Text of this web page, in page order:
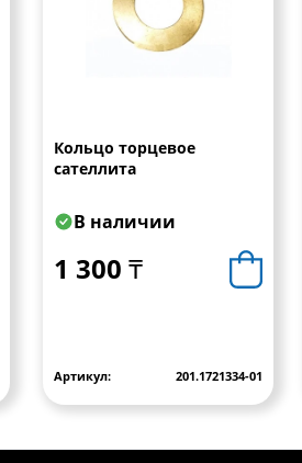
Кольцо торцевое
сателлита
В наличии
1 300 ₸
Артикул: 201.1721334-01